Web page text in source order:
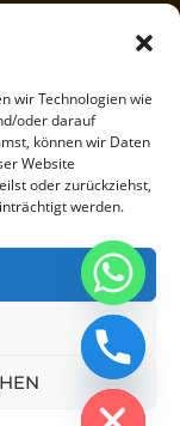
wir Technologien wie
oder darauf
können wir Daten
Website
oder zurückziehst,
werden.
HIDE
CHATY